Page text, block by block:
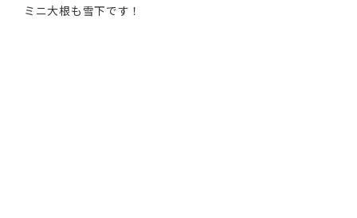
ミニ大根も雪下です！